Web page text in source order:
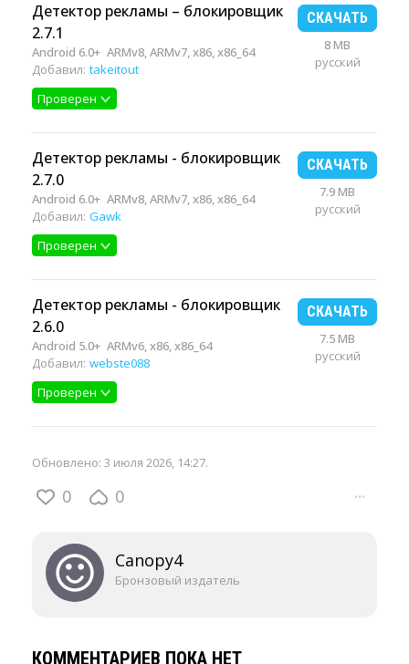
Детектор рекламы – блокировщик
2.7.1
Android 6.0+ ARMv8, ARMv7, x86, x86_64
Добавил: takeitout
Проверен
СКАЧАТЬ
8 MB
русский
Детектор рекламы - блокировщик
2.7.0
Android 6.0+ ARMv8, ARMv7, x86, x86_64
Добавил: Gawk
Проверен
СКАЧАТЬ
7.9 MB
русский
Детектор рекламы - блокировщик
2.6.0
Android 5.0+ ARMv6, x86, x86_64
Добавил: webste088
Проверен
СКАЧАТЬ
7.5 MB
русский
Обновлено: 3 июля 2026, 14:27.
0 0 ···
Canopy4
Бронзовый издатель
КОММЕНТАРИЕВ ПОКА НЕТ